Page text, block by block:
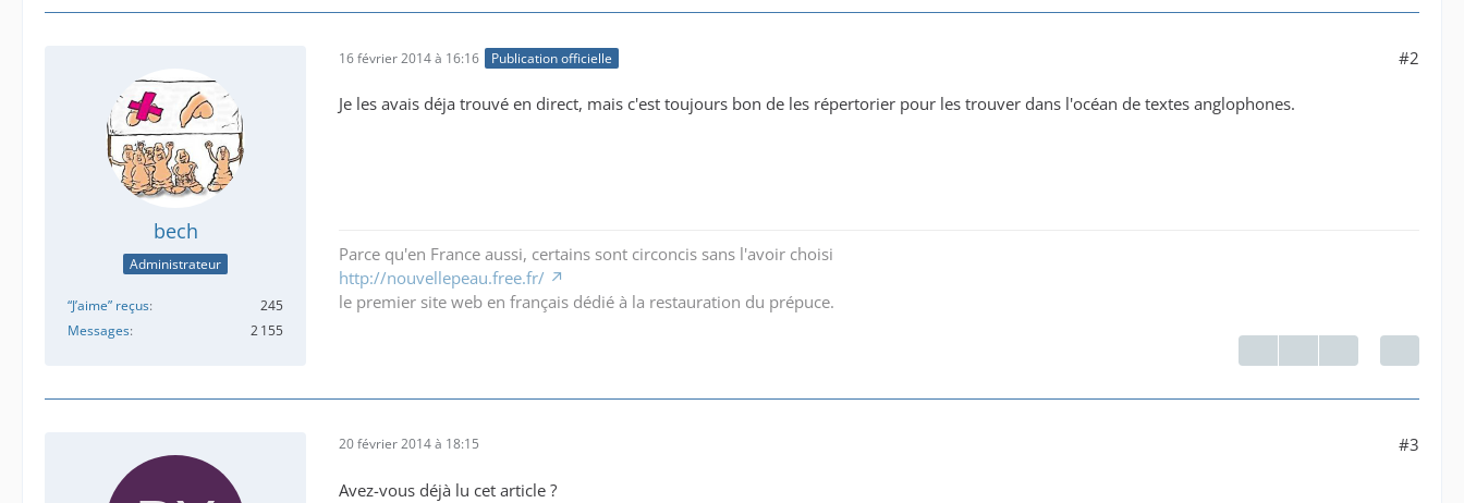
bech
Administrateur
“J’aime” reçus
245
Messages
2 155
16 février 2014 à 16:16 Publication officielle #2
Je les avais déja trouvé en direct, mais c'est toujours bon de les répertorier pour les trouver dans l'océan de textes anglophones.
Parce qu'en France aussi, certains sont circoncis sans l'avoir choisi
http://nouvellepeau.free.fr/
le premier site web en français dédié à la restauration du prépuce.
20 février 2014 à 18:15 #3
Avez-vous déjà lu cet article ?